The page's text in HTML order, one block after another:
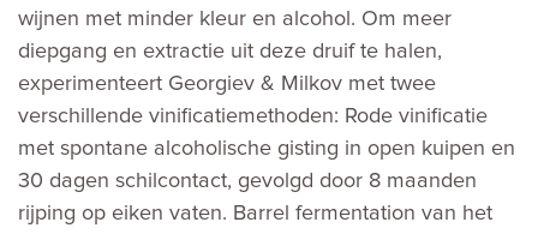
wijnen met minder kleur en alcohol. Om meer
diepgang en extractie uit deze druif te halen,
experimenteert Georgiev & Milkov met twee
verschillende vinificatiemethoden: Rode vinificatie
met spontane alcoholische gisting in open kuipen en
30 dagen schilcontact, gevolgd door 8 maanden
rijping op eiken vaten. Barrel fermentation van het